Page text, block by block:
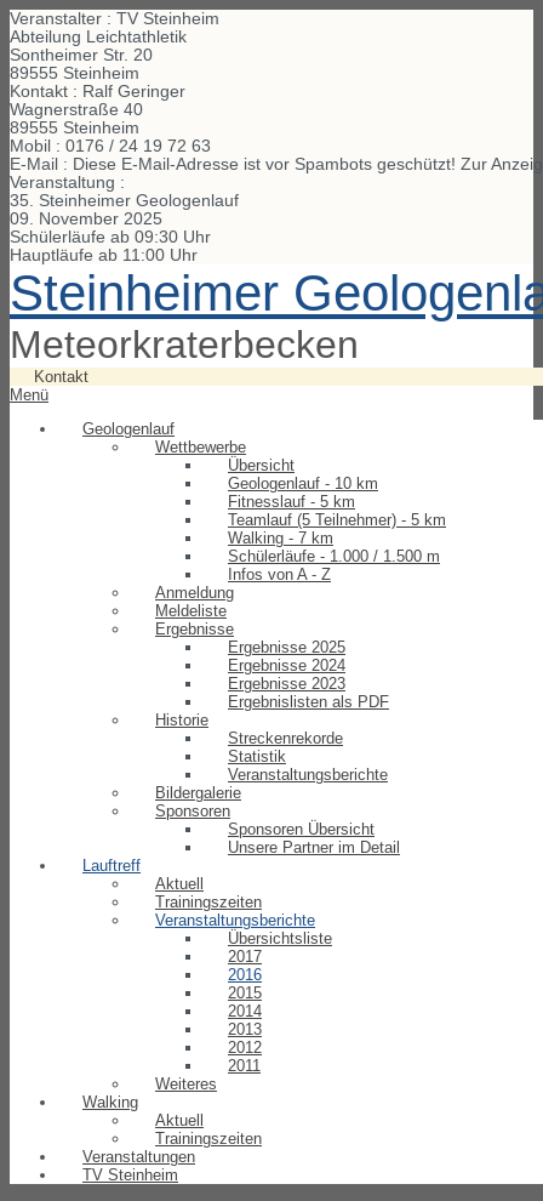
Veranstalter : TV Steinheim
Abteilung Leichtathletik
Sontheimer Str. 20
89555 Steinheim
Kontakt : Ralf Geringer
Wagnerstraße 40
89555 Steinheim
Mobil : 0176 / 24 19 72 63
E-Mail : Diese E-Mail-Adresse ist vor Spambots geschützt! Zur
Veranstaltung :
35. Steinheimer Geologenlauf
09. November 2025
Schülerläufe ab 09:30 Uhr
Hauptläufe ab 11:00 Uhr
Steinheimer
Meteorkraterbecken
Kontakt
Menü
Geologenlauf
Wettbewerbe
Übersicht
Geologenlauf - 10 km
Fitnesslauf - 5 km
Teamlauf (5 Teilnehmer) - 5 km
Walking - 7 km
Schülerläufe - 1.000 / 1.500 m
Infos von A - Z
Anmeldung
Meldeliste
Ergebnisse
Ergebnisse 2025
Ergebnisse 2024
Ergebnisse 2023
Ergebnislisten als PDF
Historie
Streckenrekorde
Statistik
Veranstaltungsberichte
Bildergalerie
Sponsoren
Sponsoren Übersicht
Unsere Partner im Detail
Lauftreff
Aktuell
Trainingszeiten
Veranstaltungsberichte
Übersichtsliste
2017
2016
2015
2014
2013
2012
2011
Weiteres
Walking
Aktuell
Trainingszeiten
Veranstaltungen
TV Steinheim